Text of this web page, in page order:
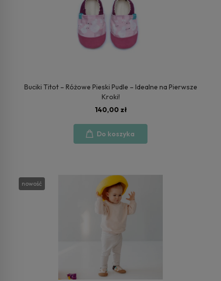
Buciki Titot – Różowe Pieski Pudle – Idealne na Pierwsze
Kroki!
140,00 zł
Do koszyka
nowość